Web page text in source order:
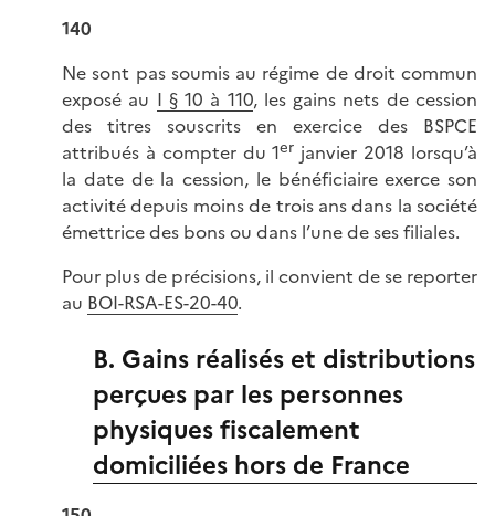
140
Ne sont pas soumis au régime de droit commun
exposé au I § 10 à 110, les gains nets de cession
des titres souscrits en exercice des BSPCE
attribués à compter du 1er janvier 2018 lorsqu’à
la date de la cession, le bénéficiaire exerce son
activité depuis moins de trois ans dans la société
émettrice des bons ou dans l’une de ses filiales.
Pour plus de précisions, il convient de se reporter
au BOI-RSA-ES-20-40.
B. Gains réalisés et distributions
perçues par les personnes
physiques fiscalement
domiciliées hors de France